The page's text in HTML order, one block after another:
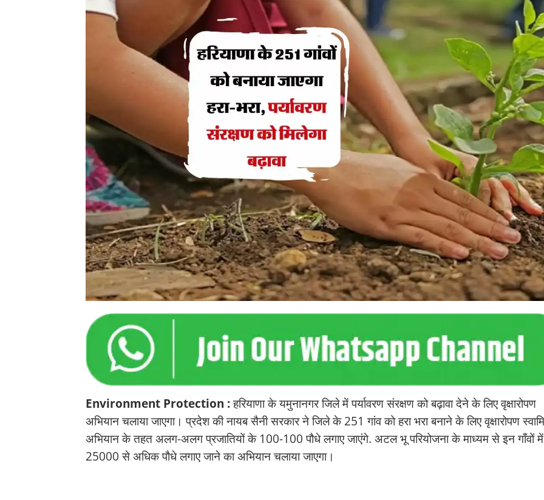
Environment Protection :हरियाणा के यमुनानगर जिले में पर्यावरण संरक्षण को बढ़ावा देने के लिए वृक्षारोपण
अभियान चलाया जाएगा। प्रदेश की नायब सैनी सरकार ने जिले के 251 गांव को हरा भरा बनाने के लिए वृक्षारोपण
अभियान के तहत अलग-अलग प्रजातियों के 100-100 पौधे लगाए जाएंगे. अटल भू परियोजना के माध्यम से इन गाँवों में
25000 से अधिक पौधे लगाए जाने का अभियान चलाया जाएगा।